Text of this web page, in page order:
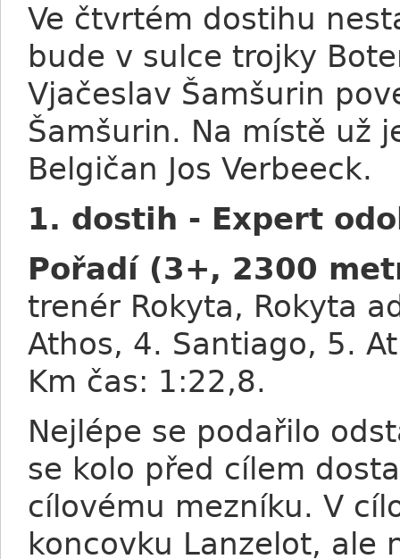
Ve čtvrtém dostihu
bude v sulce trojky
Vjačeslav Šamšurin
Šamšurin. Na místě už
Belgičan Jos Verbeeck.
1. dostih - Expert
Pořadí (3+, 2300
trenér Rokyta, Rokyta
Athos, 4. Santiago, 5.
Km čas: 1:22,8.
Nejlépe se podařilo
se kolo před cílem
cílovému mezníku. V
koncovku Lanzelot, ale